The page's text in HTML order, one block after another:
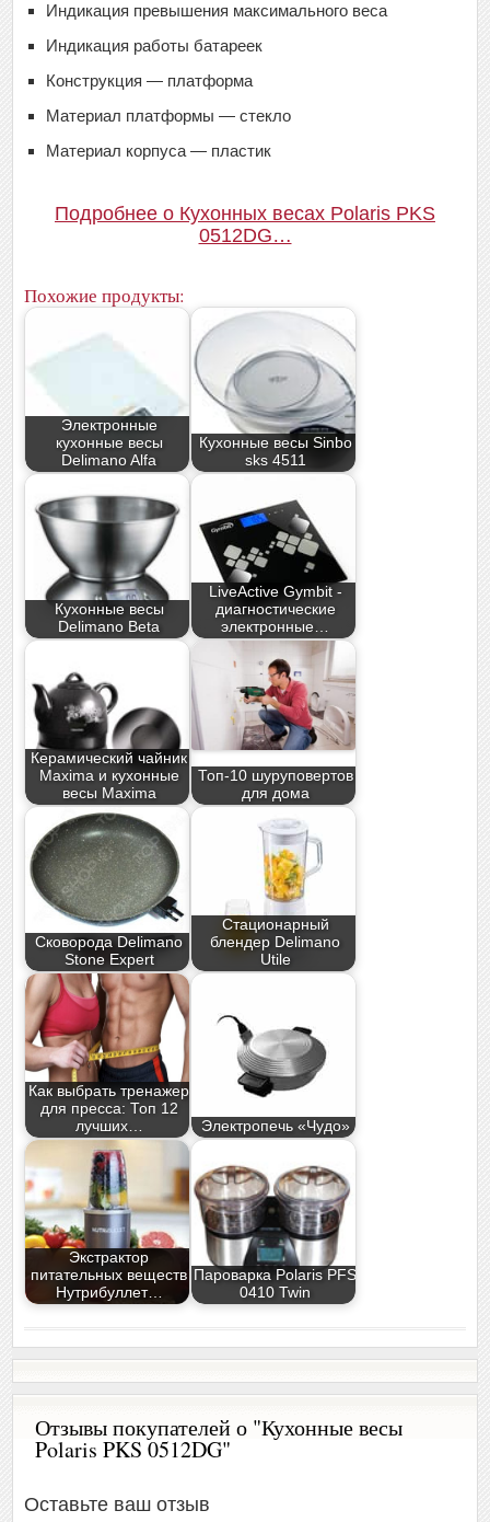
Индикация превышения максимального веса
Индикация работы батареек
Конструкция — платформа
Материал платформы — стекло
Материал корпуса — пластик
Подробнее о Кухонных весах Polaris PKS
0512DG…
Похожие продукты:
Электронные
кухонные весы
Delimano Alfa
Кухонные весы Sinbo
sks 4511
Кухонные весы
Delimano Beta
LiveActive Gymbit -
диагностические
электронные…
Керамический чайник
Maxima и кухонные
весы Maxima
Топ-10 шуруповертов
для дома
Сковорода Delimano
Stone Expert
Стационарный
блендер Delimano
Utile
Как выбрать тренажер
для пресса: Топ 12
лучших…
Электропечь «Чудо»
Экстрактор
питательных веществ
Нутрибуллет…
Пароварка Polaris PFS
0410 Twin
Отзывы покупателей о "Кухонные весы
Polaris PKS 0512DG"
Оставьте ваш отзыв